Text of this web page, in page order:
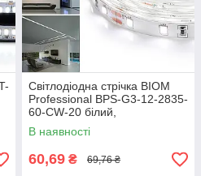
Світлодіодна стрічка BIOM
Professional BPS-G3-12-2835-
60-CW-20 білий,
негерметична, 1 м
В наявності
60,69 ₴ 69,76 ₴